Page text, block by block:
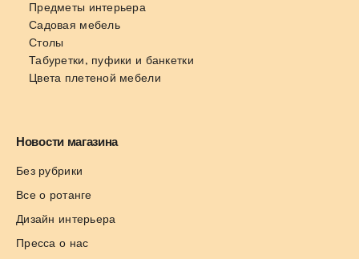
Предметы интерьера
Садовая мебель
Столы
Табуретки, пуфики и банкетки
Цвета плетеной мебели
Новости магазина
Без рубрики
Все о ротанге
Дизайн интерьера
Пресса о нас